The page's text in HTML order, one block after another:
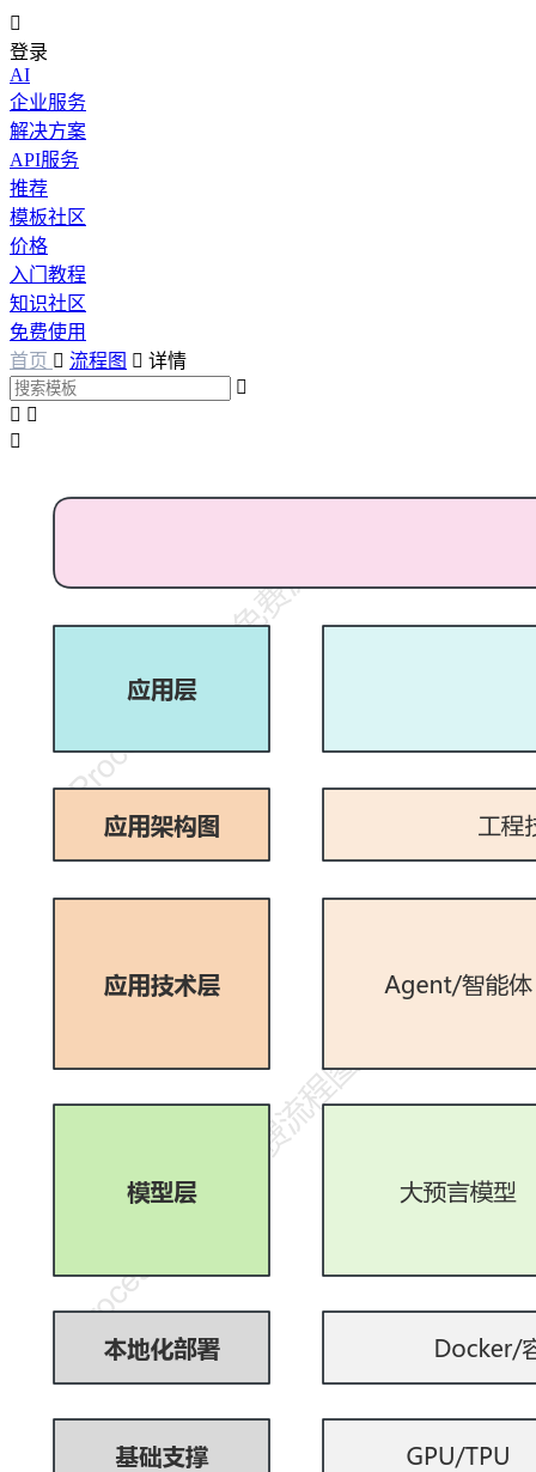

登录
AI
企业服务
解决方案
API服务
推荐
模板社区
价格
入门教程
知识社区
免费使用
首页  流程图  详情

 
